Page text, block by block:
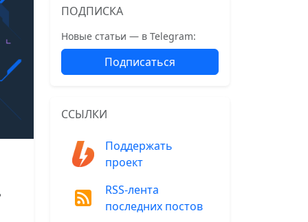
ПОДПИСКА
Новые статьи — в Telegram:
Подписаться
ССЫЛКИ
Поддержать
проект
RSS-лента
последних постов